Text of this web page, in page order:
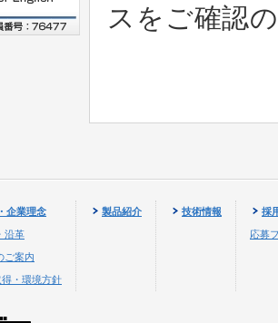
スをご確認
企業理念
沿革
ご案内
・環境方針
製品紹介 技術情報 採
応募